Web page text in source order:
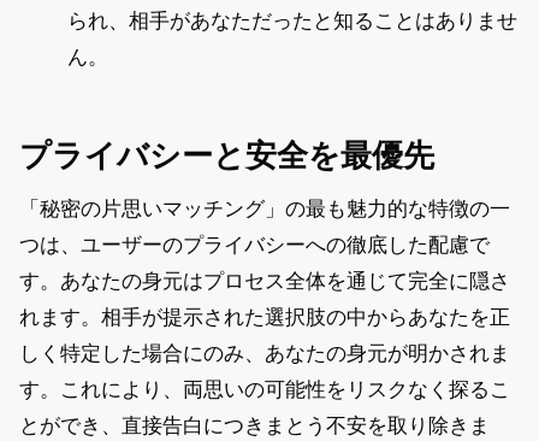
られ、相手があなただったと知ることはありませ
ん。
プライバシーと安全を最優先
「秘密の片思いマッチング」の最も魅力的な特徴の一
つは、ユーザーのプライバシーへの徹底した配慮で
す。あなたの身元はプロセス全体を通じて完全に隠さ
れます。相手が提示された選択肢の中からあなたを正
しく特定した場合にのみ、あなたの身元が明かされま
す。これにより、両思いの可能性をリスクなく探るこ
とができ、直接告白につきまとう不安を取り除きま